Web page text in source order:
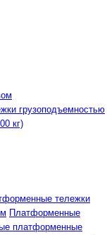
грузоподъемностью
кг)
тележки
Платформенные
платформенные